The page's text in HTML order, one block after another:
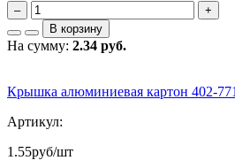
–
+
В корзину
На сумму: 2.34 руб.
Крышка алюминиевая картон 402-
Артикул:
1.55руб/шт